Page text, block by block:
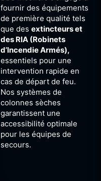
fournir des équipements
de première qualité tels
que des extincteurs et
des RIA (Robinets
d’Incendie Armés),
essentiels pour une
intervention rapide en
cas de départ de feu.
Nos systèmes de
colonnes sèches
garantissent une
accessibilité optimale
pour les équipes de
secours.